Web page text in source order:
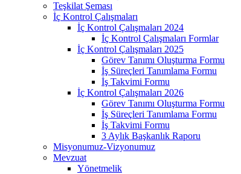
Teşkilat Şeması
İç Kontrol Çalışmaları
İç Kontrol Çalışmaları 2024
İç Kontrol Çalışmaları Formlar
İç Kontrol Çalışmaları 2025
Görev Tanımı Oluşturma Formu
İş Süreçleri Tanımlama Formu
İş Takvimi Formu
İç Kontrol Çalışmaları 2026
Görev Tanımı Oluşturma Formu
İş Süreçleri Tanımlama Formu
İş Takvimi Formu
3 Aylık Başkanlık Raporu
Misyonumuz-Vizyonumuz
Mevzuat
Yönetmelik